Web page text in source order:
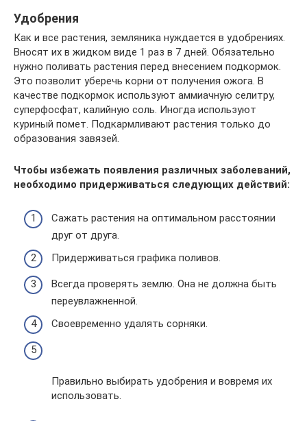
Удобрения
Как и все растения, земляника нуждается в удобрениях.
Вносят их в жидком виде 1 раз в 7 дней. Обязательно
нужно поливать растения перед внесением подкормок.
Это позволит уберечь корни от получения ожога. В
качестве подкормок используют аммиачную селитру,
суперфосфат, калийную соль. Иногда используют
куриный помет. Подкармливают растения только до
образования завязей.
Чтобы избежать появления различных заболеваний,
необходимо придерживаться следующих действий:
Сажать растения на оптимальном расстоянии
друг от друга.
Придерживаться графика поливов.
Всегда проверять землю. Она не должна быть
переувлажненной.
Своевременно удалять сорняки.
Правильно выбирать удобрения и вовремя их
использовать.